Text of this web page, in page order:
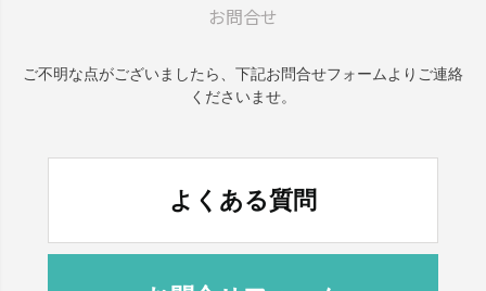
お問合せ
ご不明な点がございましたら、 下記お問合せフォームよりご連絡
くださいませ。
よくある質問